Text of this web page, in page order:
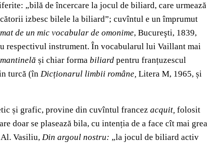
„bilă de încercare la jocul de biliard, care urmează
izbesc bilele la biliard”; cuvîntul e un împrumut
de un mic vocabular de omonime, Bucureşti, 1839,
respectivul instrument. În vocabularul lui Vaillant mai
mantinelă și chiar forma biliard pentru franțuzescul
turcă (în Dicționarul limbii române, Litera M, 1965, și
și grafic, provine din cuvîntul francez acquit, folosit
doar se plasează bila, cu intenția de a face cît mai grea
Vasiliu, Din argoul nostru: „la jocul de biliard activ